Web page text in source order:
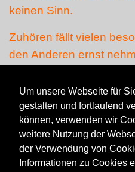
Um unsere Webseite für
gestalten und fortlaufend
können, verwenden wir
weitere Nutzung der
der Verwendung von
Informationen zu Cookies
keinen Sinn.
Zuhören fällt vielen
den Anderen ernst
ihm meine
kann ich dem Anderen
etwas dagegen
sich verstanden fühlen.